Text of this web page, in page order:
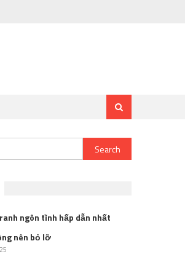
Search
for:
ngôn tình hấp dẫn nhất
nên bỏ lỡ